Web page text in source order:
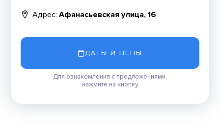
Адрес: Афанасьевская улица, 16
ДАТЫ И ЦЕНЫ
Для ознакомления с предложениями,
нажмите на кнопку